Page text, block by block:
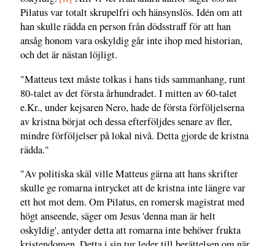
Pilatus var totalt skrupelfri och hänsynslös. Idén om att
han skulle rädda en person från dödsstraff för att han
ansåg honom vara oskyldig går inte ihop med historian,
och det är nästan löjligt.
"Matteus text måste tolkas i hans tids sammanhang, runt
80-talet av det första århundradet. I mitten av 60-talet
e.Kr., under kejsaren Nero, hade de första förföljelserna
av kristna börjat och dessa efterföljdes senare av fler,
mindre förföljelser på lokal nivå. Detta gjorde de kristna
rädda."
"Av politiska skäl ville Matteus gärna att hans skrifter
skulle ge romarna intrycket att de kristna inte längre var
ett hot mot dem. Om Pilatus, en romersk magistrat med
högt anseende, säger om Jesus 'denna man är helt
oskyldig', antyder detta att romarna inte behöver frukta